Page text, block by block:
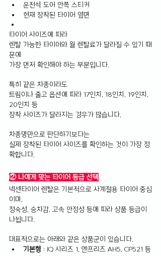
운전석 도어 안쪽 스티커
현재 장착된 타이어 옆면
타이어 사이즈에 따라
렌탈 가능한 타이어와 월 렌탈료가 달라질 수 있기 때
문에
가장 먼저 확인해야 하는 부분입니다.
특히 같은 차종이라도
트림이나 출고 옵션에 따라 17인치, 18인치, 19인치,
20인치 등
장착 사이즈가 달라지는 경우가 많습니다.
차종명만으로 판단하기보다는
실제 장착된 타이어 사이즈를 확인하는 것이 가장 정
확합니다.
② 나에게 맞는 타이어 등급 선택
넥센타이어 렌탈은 기본적으로 사계절용 타이어 중심
이며,
정숙성, 승차감, 고속 안정성 등에 따라 상품 등급이
나뉩니다.
대표적으로는 아래와 같은 상품군이 있습니다.
기본형 : iQ 시리즈 1, 엔프리즈 AH5, CP521 등